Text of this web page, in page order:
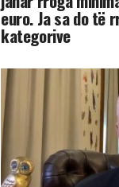
euro. Ja sa do të
kategorive